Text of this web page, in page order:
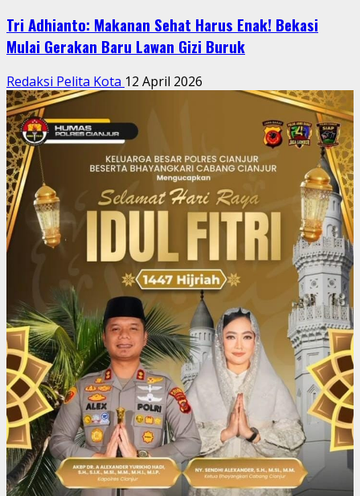
Tri Adhianto: Makanan Sehat Harus Enak! Bekasi
Mulai Gerakan Baru Lawan Gizi Buruk
Redaksi Pelita Kota 12 April 2026